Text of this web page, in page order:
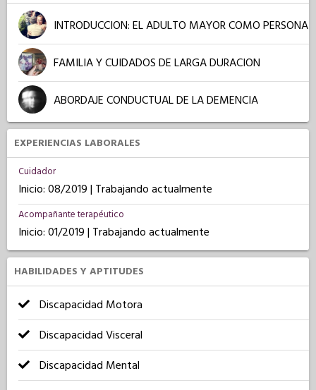
INTRODUCCION: EL ADULTO MAYOR COMO PERSONA
FAMILIA Y CUIDADOS DE LARGA DURACION
ABORDAJE CONDUCTUAL DE LA DEMENCIA
EXPERIENCIAS LABORALES
Cuidador
Inicio: 08/2019 | Trabajando actualmente
Acompañante terapéutico
Inicio: 01/2019 | Trabajando actualmente
HABILIDADES Y APTITUDES
Discapacidad Motora
Discapacidad Visceral
Discapacidad Mental